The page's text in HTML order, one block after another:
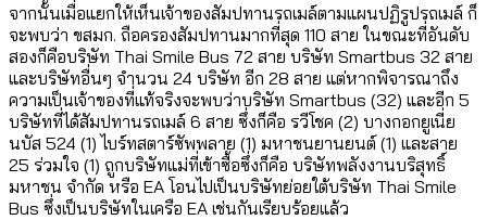
จากนั้นเมื่อแยกให้เห็นเจ้าของสัมปทานรถเมล์ตามแผนปฏิรูปรถเมล์ ก็
จะพบว่า ขสมก. ถือครองสัมปทานมากที่สุด 110 สาย ในขณะที่อันดับ
สองก็คือบริษัท Thai Smile Bus 72 สาย บริษัท Smartbus 32 สาย
และบริษัทอื่นๆ จำนวน 24 บริษัท อีก 28 สาย แต่หากพิจารณาถึง
ความเป็นเจ้าของที่แท้จริงจะพบว่าบริษัท Smartbus (32) และอีก 5
บริษัทที่ได้สัมปทานรถเมล์ 6 สาย ซึ่งก็คือ รวีโชค (2) บางกอกยูเนี่ย
นบัส 524 (1) ไบร์ทสตาร์ซัพพลาย (1) มหาชนยานยนต์ (1) และสาย
25 ร่วมใจ (1) ถูกบริษัทแม่ที่เข้าซื้อซึ่งก็คือ บริษัทพลังงานบริสุทธิ์
มหาชน จำกัด หรือ EA โอนไปเป็นบริษัทย่อยใต้บริษัท Thai Smile
Bus ซึ่งเป็นบริษัทในเครือ EA เช่นกันเรียบร้อยแล้ว